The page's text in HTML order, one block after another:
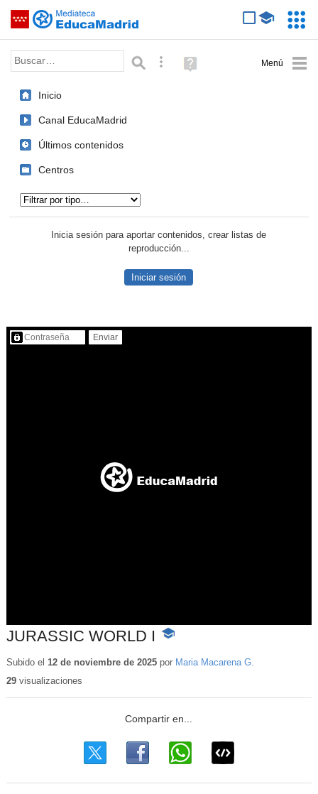
Saltar navegación
Palabra o frase: Búsqueda avanzada
Ayuda
(en
Inicio
Canal EducaMadrid
Últimos contenidos
Centros
Inicia sesión para aportar contenidos, crear listas de
reproducción...
Iniciar sesión
Contenido protegido…
JURASSIC WORLD I
-
educativo
Subido el 12 de noviembre de 2025por Maria Macarena G.
29visualizaciones